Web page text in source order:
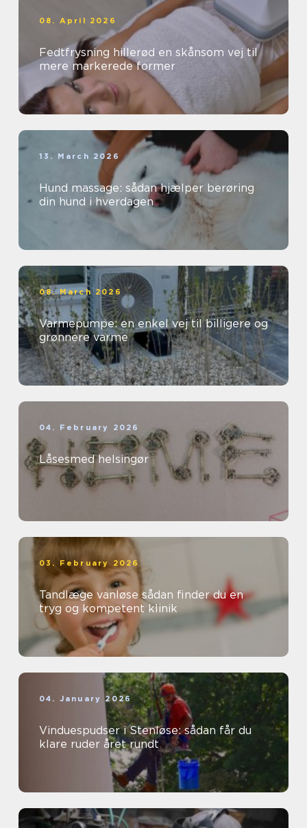
08. April 2026
Fedtfrysning hillerød en skånsom vej til
mere markerede former
13. March 2026
Hund massage: sådan hjælper berøring
din hund i hverdagen
08. March 2026
Varmepumpe: en enkel vej til billigere og
grønnere varme
04. February 2026
Låsesmed helsingør
03. February 2026
Tandlæge vanløse sådan finder du en
tryg og kompetent klinik
04. January 2026
Vinduespudser i Stenløse: sådan får du
klare ruder året rundt